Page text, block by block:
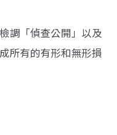
調「偵查公開」以及
所有的有形和無形損